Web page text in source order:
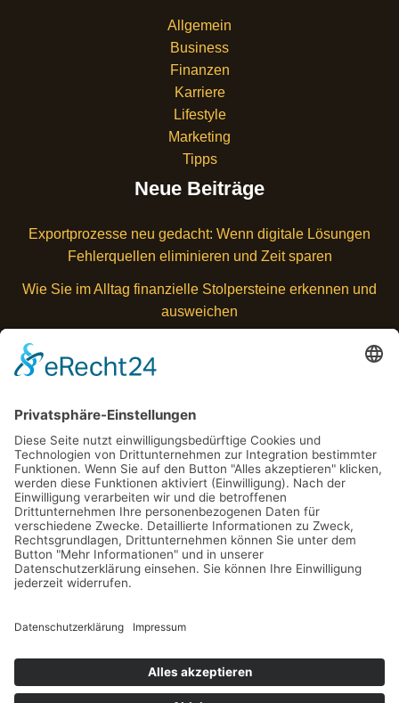
Allgemein
Business
Finanzen
Karriere
Lifestyle
Marketing
Tipps
Neue Beiträge
Exportprozesse neu gedacht: Wenn digitale Lösungen
Fehlerquellen eliminieren und Zeit sparen
Wie Sie im Alltag finanzielle Stolpersteine erkennen und
ausweichen
Wenn Worte stolpern, zahlt Ihr Business drauf – wie Sie
Missverständnisse vermeiden und wirklich verstanden
Investitionen mit Augenmaß: Welche Risiken Sie
wirklich kennen müssen
Von der Idee zum Markt: Wie Sie Innovationskraft
sichtbar machen
Schlagwörter
© 2026 Business Blickpunkt